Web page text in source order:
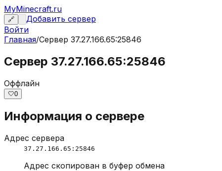
MyMinecraft.ru
🔗
Добавить сервер
Войти
Главная/Сервер 37.27.166.65:25846
Сервер 37.27.166.65:25846
Оффлайн
🤍0
Информация о сервере
Адрес сервера
37.27.166.65:25846
Адрес скопирован в буфер обмена